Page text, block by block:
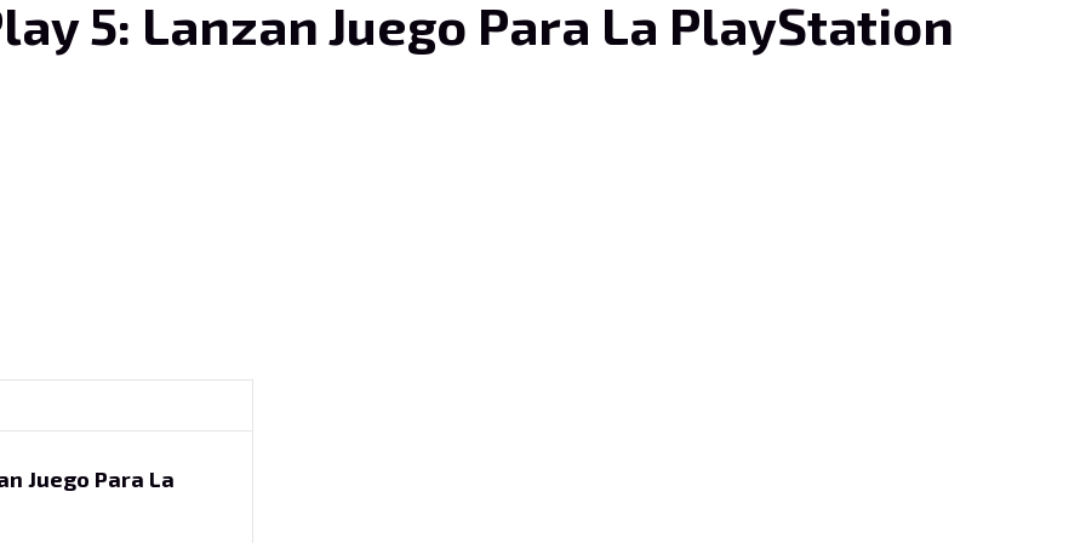
5: Lanzan Juego Para La PlayStation
Juego Para La